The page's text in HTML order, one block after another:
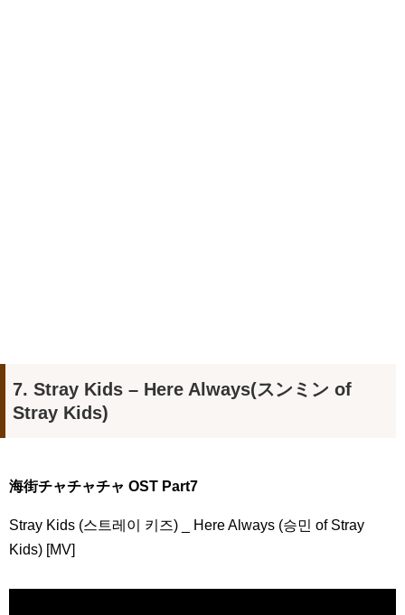
7. Stray Kids – Here Always(スンミン of
Stray Kids)
海街チャチャチャ OST Part7
Stray Kids (스트레이 키즈) _ Here Always (승민 of Stray
Kids) [MV]